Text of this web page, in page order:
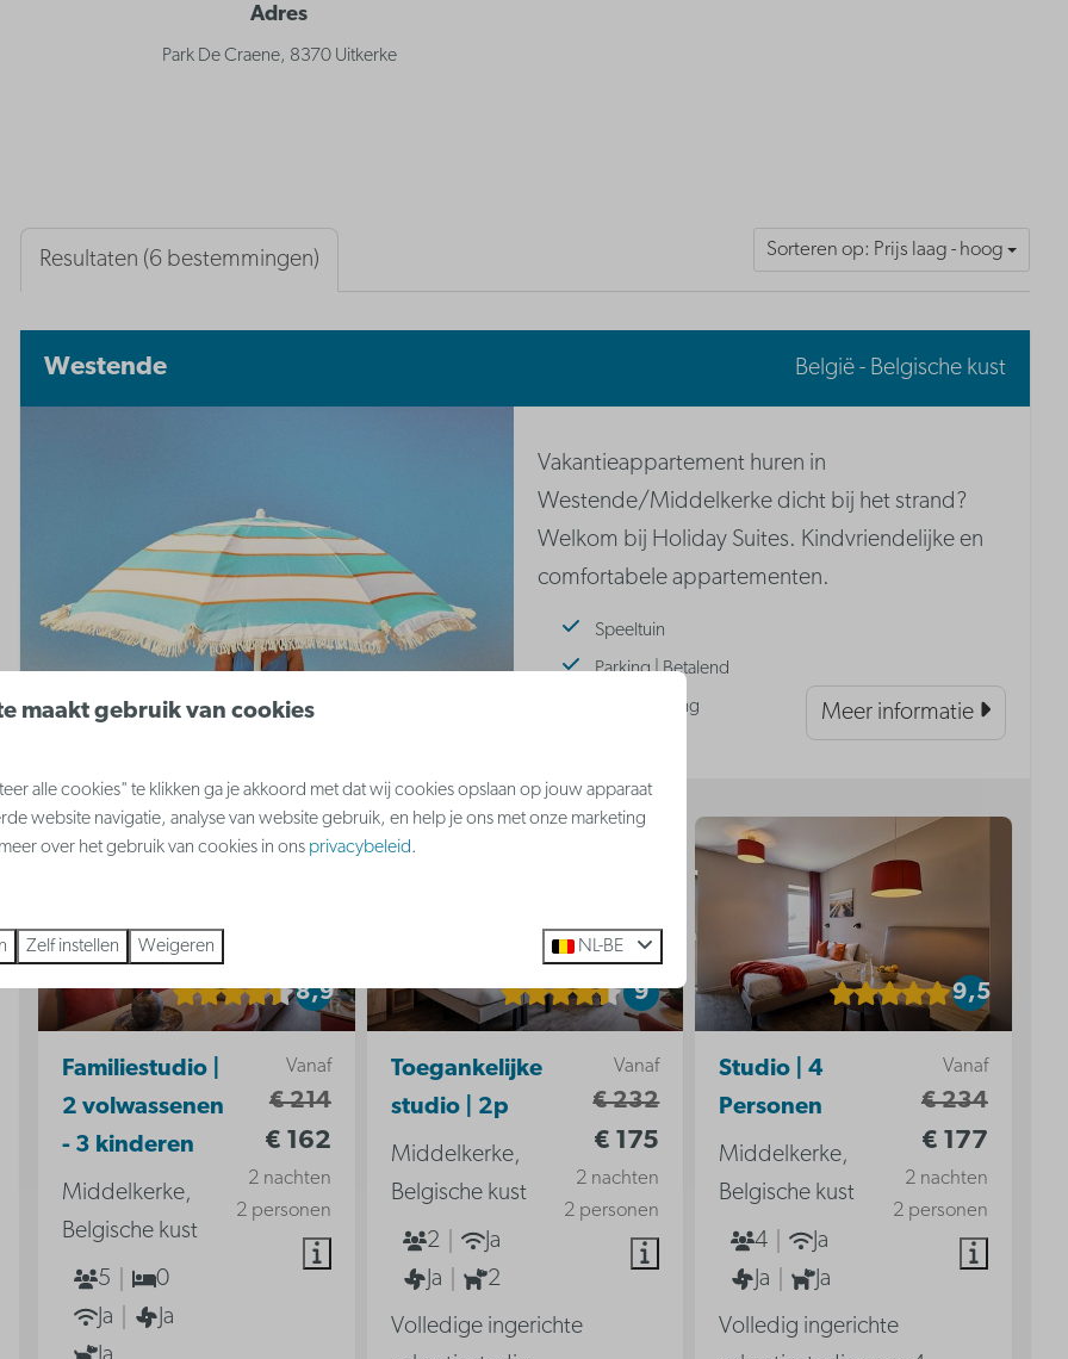
Adres
Park De Craene, 8370 Uitkerke
Sorteren op: Prijs laag - hoog
Resultaten (6 bestemmingen)
Westende België - Belgische kust
Vakantieappartement huren in
Westende/Middelkerke dicht bij het strand?
Welkom bij Holiday Suites. Kindvriendelijke en
comfortabele appartementen.
Speeltuin
Parking | Betalend
Fietsenstalling
Meer informatie
8,9
Vanaf
€ 214
€ 162
2 nachten
2 personen
Familiestudio |
2 volwassenen
- 3 kinderen
Middelkerke,
Belgische kust
5
0
Ja
Ja
9
Vanaf
€ 232
€ 175
2 nachten
2 personen
Toegankelijke
studio | 2p
Middelkerke,
Belgische kust
2
Ja
Ja
2
Volledige ingerichte
9,5
Vanaf
€ 234
€ 177
2 nachten
2 personen
Studio | 4
Personen
Middelkerke,
Belgische kust
4
Ja
Ja
Ja
Volledig ingerichte
maakt gebruik van cookies
alle cookies" te klikken ga je akkoord met dat wij cookies opslaan op jouw apparaat
website navigatie, analyse van website gebruik, en help je ons met onze marketing
over het gebruik van cookies in ons privacybeleid.
Zelf instellen Weigeren NL-BE